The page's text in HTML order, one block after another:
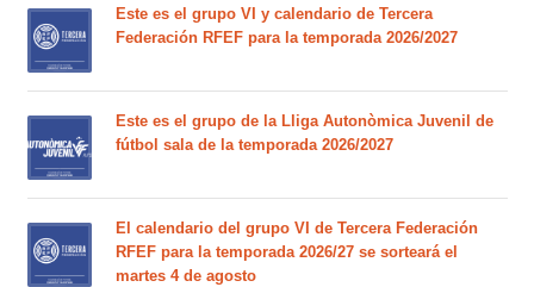
Este es el grupo VI y calendario de Tercera
Federación RFEF para la temporada 2026/2027
Este es el grupo de la Lliga Autonòmica Juvenil de
fútbol sala de la temporada 2026/2027
El calendario del grupo VI de Tercera Federación
RFEF para la temporada 2026/27 se sorteará el
martes 4 de agosto